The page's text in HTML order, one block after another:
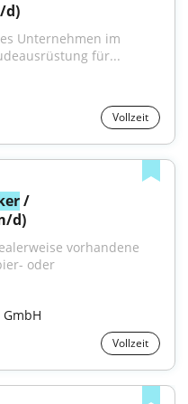
d)
Unternehmen im
für...
Vollzeit
/
d)
vorhandene
oder
Vollzeit